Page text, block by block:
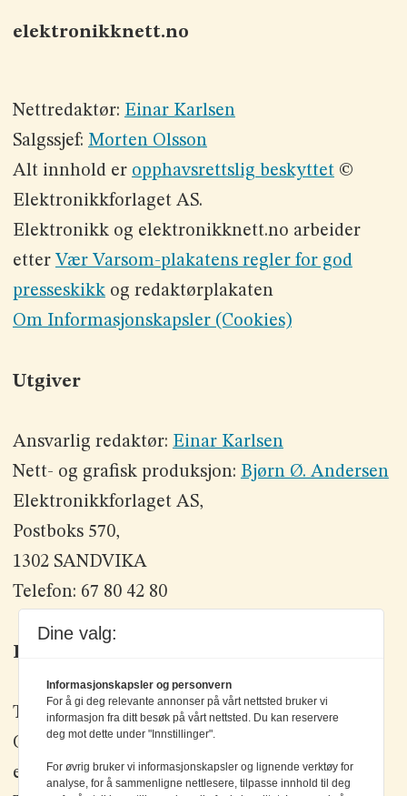
elektronikknett.no
Nettredaktør: Einar Karlsen
Salgssjef: Morten Olsson
Alt innhold er opphavsrettslig beskyttet©
Elektronikkforlaget AS.
Elektronikk og elektronikknett.no arbeider
etter Vær Varsom-plakatens regler for god
presseskikkog redaktørplakaten
Om Informasjonskapsler (Cookies)
Utgiver
Ansvarlig redaktør: Einar Karlsen
Nett- og grafisk produksjon: Bjørn Ø. Andersen
Elektronikkforlaget AS,
Postboks 570,
1302 SANDVIKA
Telefon: 67 80 42 80
Kontakt oss
Tlf: +47 67 80 42 80
Olav Brunborgs vei 6, 1396 Billingstad
epost: elektronikk@elektronikkforlaget.no
Dine valg:
Informasjonskapsler og personvern
For å gi deg relevante annonser på vårt nettsted bruker vi
informasjon fra ditt besøk på vårt nettsted. Du kan reservere
deg mot dette under "Innstillinger".
For øvrig bruker vi informasjonskapsler og lignende verktøy for
analyse, for å sammenligne nettlesere, tilpasse innhold til deg